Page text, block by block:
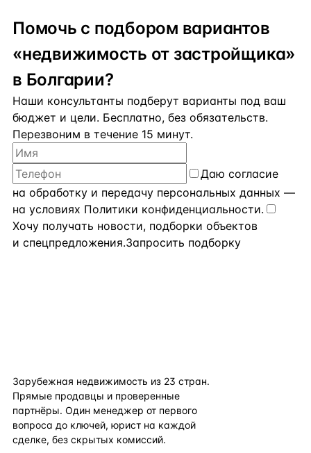
Помочь с подбором вариантов
«недвижимость от застройщика»
в Болгарии?
Наши консультанты подберут варианты под ваш
бюджет и цели. Бесплатно, без обязательств.
Перезвоним в течение 15 минут.
Даю согласие
на обработку и передачу персональных данных —
на условиях Политики конфиденциальности.
Хочу получать новости, подборки объектов
и спецпредложения.Запросить подборку
Зарубежная недвижимость из 23 стран.
Прямые продавцы и проверенные
партнёры. Один менеджер от первого
вопроса до ключей, юрист на каждой
сделке, без скрытых комиссий.